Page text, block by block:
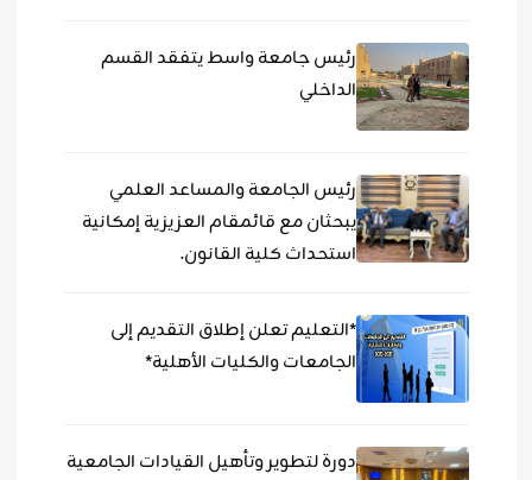
رئيس جامعة واسط يتفقد القسم
الداخلي
رئيس الجامعة والمساعد العلمي
يبحثان مع قائمقام العزيزية إمكانية
استحداث كلية القانون.
*التعليم تعلن إطلاق التقديم إلى
الجامعات والكليات الأهلية*
دورة لتطوير وتأهيل القيادات الجامعية